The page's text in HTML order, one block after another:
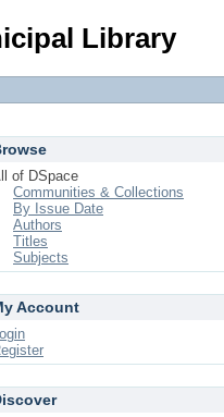
Library
of DSpace
Communities & Collections
By Issue Date
Authors
Titles
Subjects
Account